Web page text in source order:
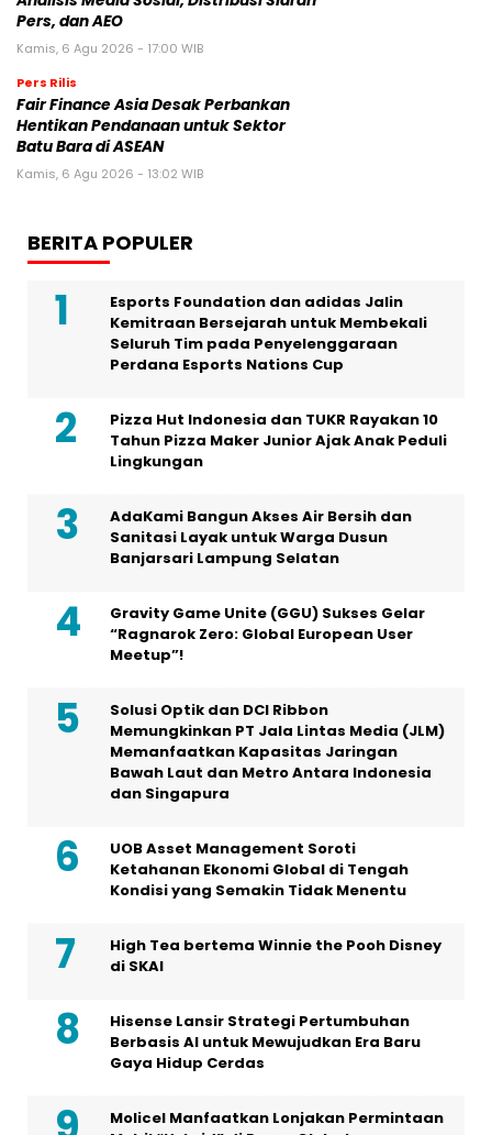
Huawei Jadi Mitra bagi Ajang GSMA
M360 ASEAN 2026
Jumat, 7 Agu 2026 - 00:42 WIB
Pers Rilis
Cision Raih MarTech Breakthrough
Awards 2026 untuk Pemantauan dan
Analisis Media Sosial, Distribusi Siaran
Pers Rilis
Hentikan Pendanaan untuk Sektor
Batu Bara di ASEAN
Kamis, 6 Agu 2026 - 13:02 WIB
BERITA POPULER
Esports Foundation dan adidas Jalin
Seluruh Tim pada Penyelenggaraan
Perdana Esports Nations Cup
Tahun Pizza Maker Junior Ajak Anak Peduli
Lingkungan
Sanitasi Layak untuk Warga Dusun
Banjarsari Lampung Selatan
Gravity Game Unite (GGU) Sukses Gelar
“Ragnarok Zero: Global European User
Solusi Optik dan DCI Ribbon
Memungkinkan PT Jala Lintas Media (JLM)
Bawah Laut dan Metro Antara Indonesia
dan Singapura
UOB Asset Management Soroti
Ketahanan Ekonomi Global di Tengah
Kondisi yang Semakin Tidak Menentu
High Tea bertema Winnie the Pooh Disney